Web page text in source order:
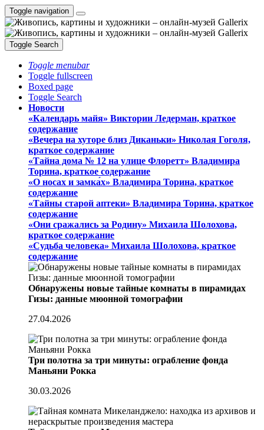
Toggle navigation
Toggle Search
Toggle menubar
Toggle fullscreen
Boxed page
Toggle Search
Новости
«Календарь майя» Виктории Ледерман, краткое
содержание
«Вечера на хуторе близ Диканьки» Николая Гоголя,
краткое содержание
«Тайна дома № 12 на улице Флоретт» Владимира
Торина, краткое содержание
«О носах и замка́х» Владимира Торина, краткое
содержание
«Тайны старой аптеки» Владимира Торина, краткое
содержание
«Они сражались за Родину» Михаила Шолохова,
краткое содержание
«Судьба человека» Михаила Шолохова, краткое
содержание
Обнаружены новые тайные комнаты в пирамидах
Гизы: данные мюонной томографии
27.04.2026
Три полотна за три минуты: ограбление фонда
Маньяни Рокка
30.03.2026